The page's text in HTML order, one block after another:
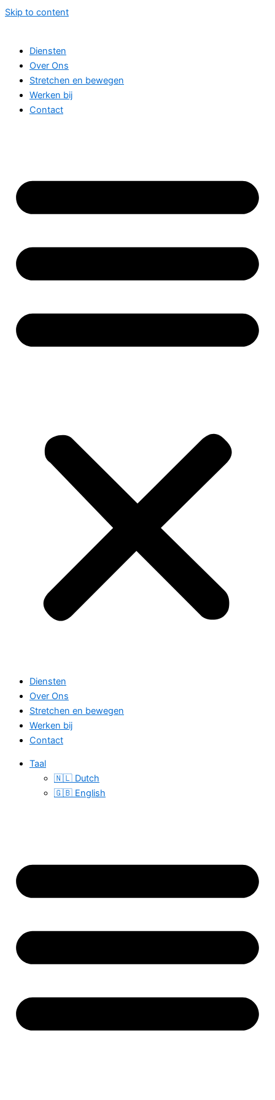
Skip to content
Diensten
Over Ons
Stretchen en bewegen
Werken bij
Contact
Diensten
Over Ons
Stretchen en bewegen
Werken bij
Contact
Taal
🇳🇱 Dutch
🇬🇧 English